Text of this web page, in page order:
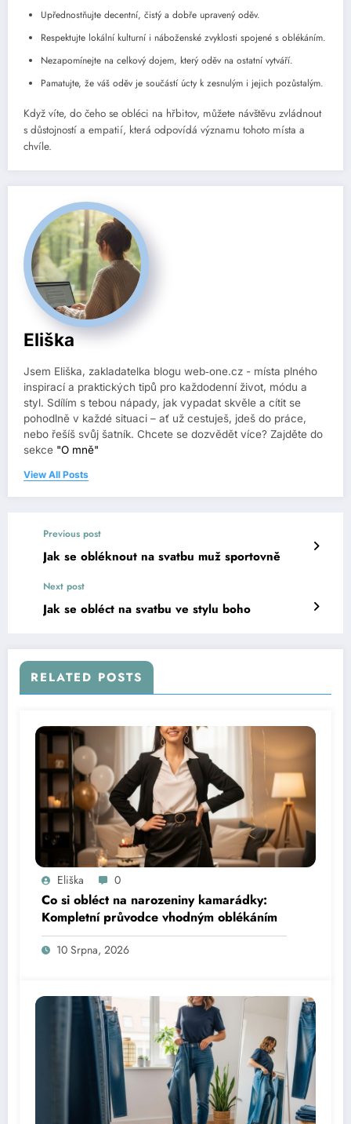
Upřednostňujte decentní, čistý a dobře upravený oděv.
Respektujte lokální kulturní i náboženské zvyklosti spojené s oblékáním.
Nezapomínejte na celkový dojem, který oděv na ostatní vytváří.
Pamatujte, že váš oděv je součástí úcty k zesnulým i jejich pozůstalým.
Když víte, do čeho se obléci na hřbitov, můžete návštěvu zvládnout
s důstojností a empatií, která odpovídá významu tohoto místa a
chvíle.
Eliška
Jsem Eliška, zakladatelka blogu web‑one.cz - místa plného
inspirací a praktických tipů pro každodenní život, módu a
styl. Sdílím s tebou nápady, jak vypadat skvěle a cítit se
pohodlně v každé situaci – ať už cestuješ, jdeš do práce,
nebo řešíš svůj šatník. Chcete se dozvědět více? Zajděte do
sekce "O mně"
View All Posts
Previous post
Jak se obléknout na svatbu muž sportovně
Next post
Jak se obléct na svatbu ve stylu boho
RELATED POSTS
Eliška 0
Co si obléct na narozeniny kamarádky:
Kompletní průvodce vhodným oblékáním
10 Srpna, 2026